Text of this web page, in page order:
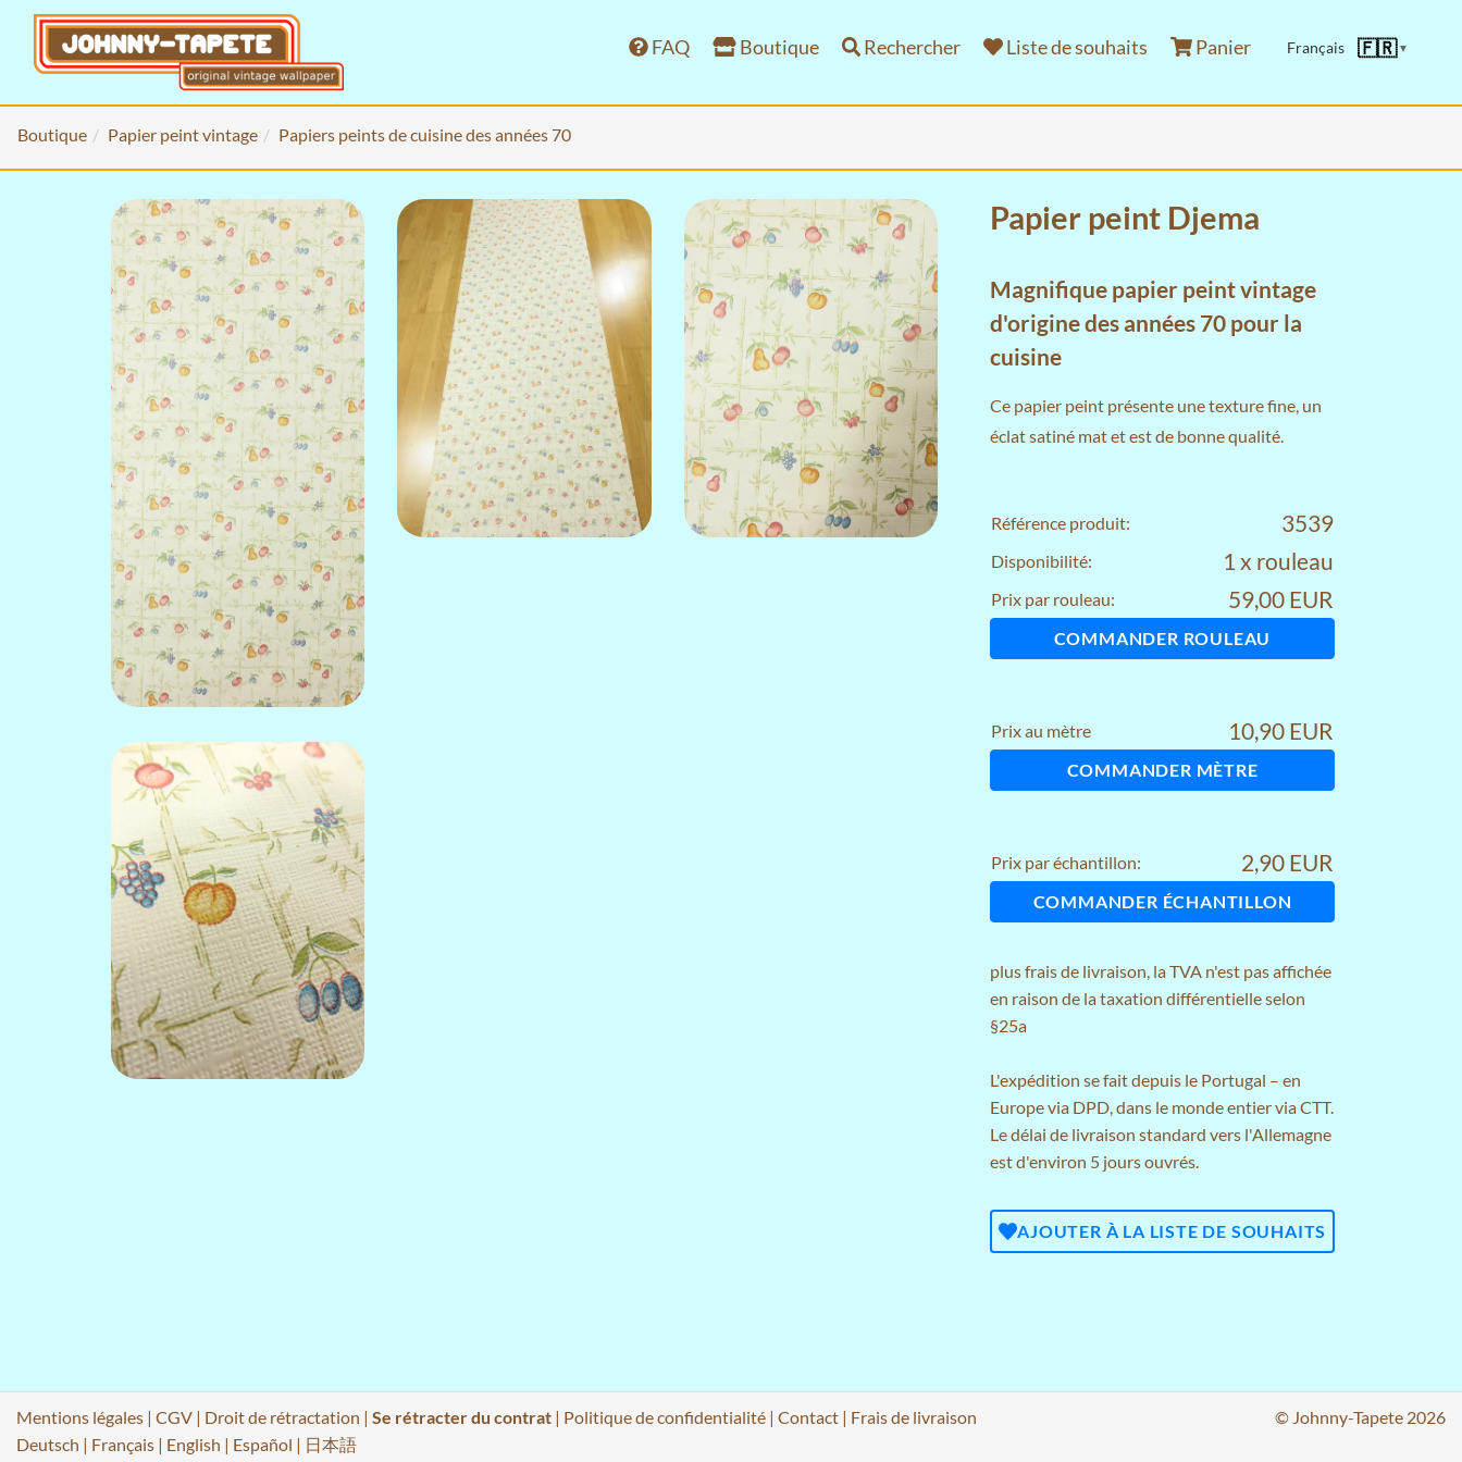
FAQ Boutique Rechercher Liste de souhaits Panier Français 🇫🇷▼
Boutique Papier peint vintage Papiers peints de cuisine des années 70
Papier peint Djema
Magnifique papier peint vintage
d'origine des années 70 pour la
cuisine
Ce papier peint présente une texture fine, un
éclat satiné mat et est de bonne qualité.
Référence produit: 3539
Disponibilité: 1 x rouleau
Prix par rouleau: 59,00 EUR
COMMANDER ROULEAU
Prix au mètre 10,90 EUR
COMMANDER MÈTRE
Prix par échantillon: 2,90 EUR
COMMANDER ÉCHANTILLON
plusfrais de livraison, la TVA n'est pas affichée
en raison de la taxation différentielle selon
§25a
L'expédition se fait depuis le Portugal – en
Europe via DPD, dans le monde entier via CTT.
Le délai de livraison standard vers l'Allemagne
est d'environ 5 jours ouvrés.
AJOUTER À LA LISTE DE SOUHAITS
Mentions légales | CGV | Droit de rétractation | Se rétracter du contrat | Politique de confidentialité | Contact | Frais de livraison
Deutsch | Français | English | Español | 日本語
© Johnny-Tapete 2026